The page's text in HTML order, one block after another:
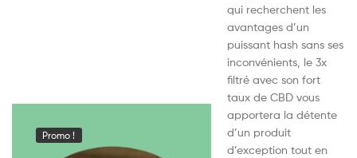
Promo !
qui recherchent les
avantages d’un
puissant hash sans ses
inconvénients, le 3x
filtré avec son fort
taux de CBD vous
apportera la détente
d’un produit
d’exception tout en